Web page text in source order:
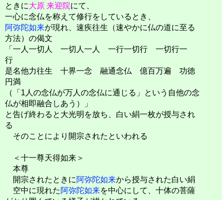
ときに大原 来迎院にて、
一心に念仏を称えて修行をしているとき、
阿弥陀如来が現れ、速疾往生（速やかに仏の道に至る
方法）の偈文
「一人一切人 一切人一人 一行一切行 一切行一
行
是名他力往生 十界一念 融通念仏 億百万遍 功徳
円満
（「1人の念仏が万人の念仏に通じる」という自他の念
仏が相即融合しあう）」
と告げ終わると大光明を放ち、白い絹一枚が授与され
る
そのことにより開宗されたといわれる
＜十一尊天得如来＞
本尊
開宗されたときに 阿弥陀如来から授与された白い絹
空中に現れた 阿弥陀如来を中心にして、十体の菩薩